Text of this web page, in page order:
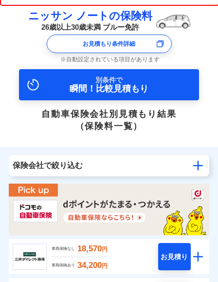
ニッサン ノートの保険料
26歳以上30歳未満 ブルー免許
お見積もり条件詳細
自動設定されている項目があります
別条件で
瞬間！比較見積もり
自動車保険会社別見積もり結果
（保険料一覧）
保険会社で絞り込む
車両保険なし 18,570円
車両保険あり 34,200円
お見積り